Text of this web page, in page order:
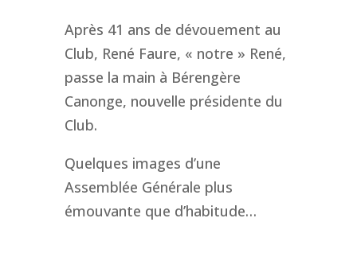
Après 41 ans de dévouement au
Club, René Faure, « notre » René,
passe la main à Bérengère
Canonge, nouvelle présidente du
Club.
Quelques images d’une
Assemblée Générale plus
émouvante que d’habitude…